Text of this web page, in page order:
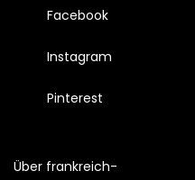
Facebook
Instagram
Pinterest
Über frankreich-